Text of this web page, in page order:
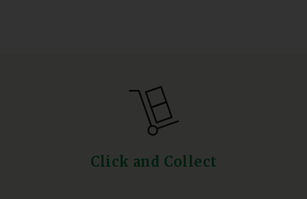
Click and Collect